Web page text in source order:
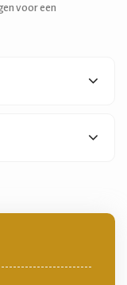
voor een